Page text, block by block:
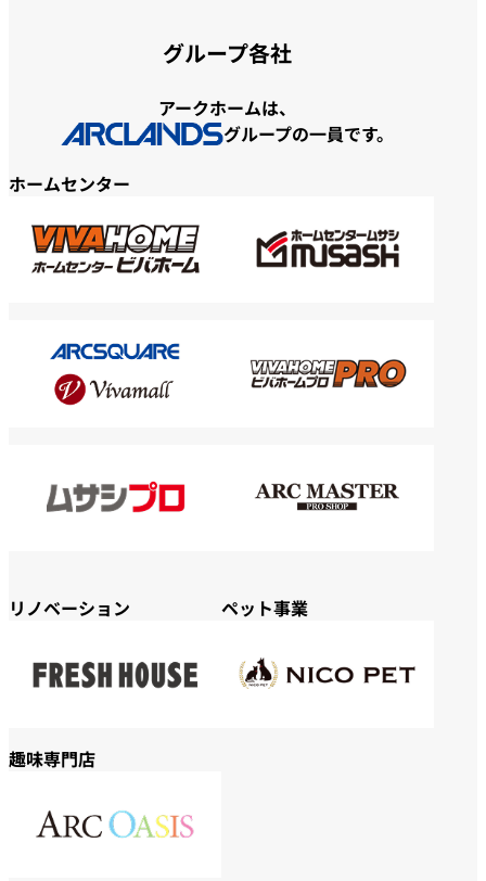
グループ各社
アークホームは、
グループの一員です。
ホームセンター
リノベーション ペット事業
趣味専門店